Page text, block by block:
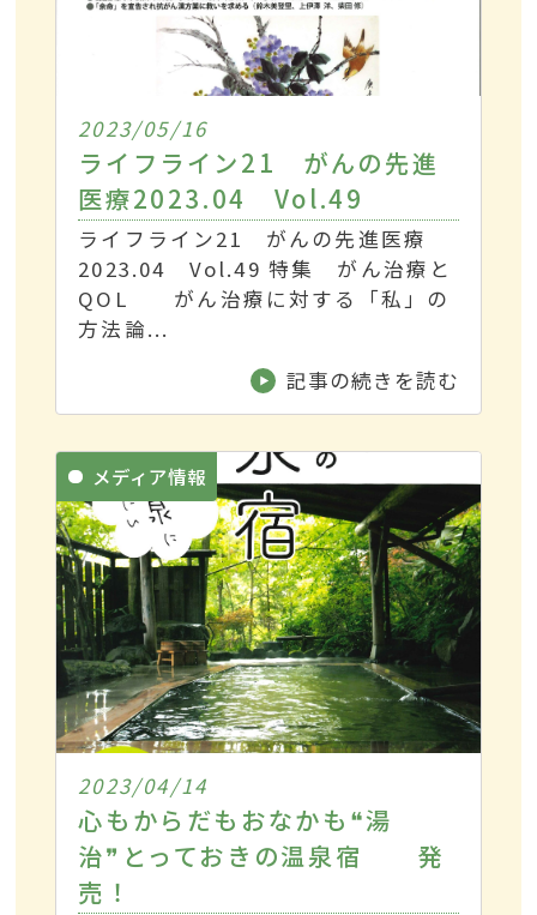
2023/05/16
ライフライン21 がんの先進
医療2023.04 Vol.49
ライフライン21 がんの先進医療
2023.04 Vol.49 特集 がん治療と
QOL がん治療に対する「私」の
方法論...
記事の続きを読む
メディア情報
2023/04/14
心もからだもおなかも❝湯
治❞とっておきの温泉宿 発
売！